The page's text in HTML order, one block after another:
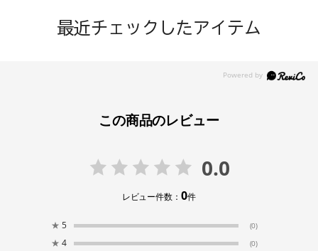
最近チェックしたアイテム
この商品のレビュー
0.0
レビュー件数：0件
★ 5 (0)
★ 4 (0)